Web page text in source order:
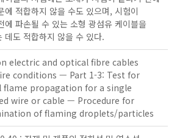
에 적합하지 않을 수도 있으며, 시험이
에 파손될 수 있는 소형 광섬유 케이블을
데도 적합하지 않을 수 있다.
electric and optical fibre cables
conditions — Part 1-3: Test for
flame propagation for a single
wire or cable — Procedure for
of flaming droplets/particles